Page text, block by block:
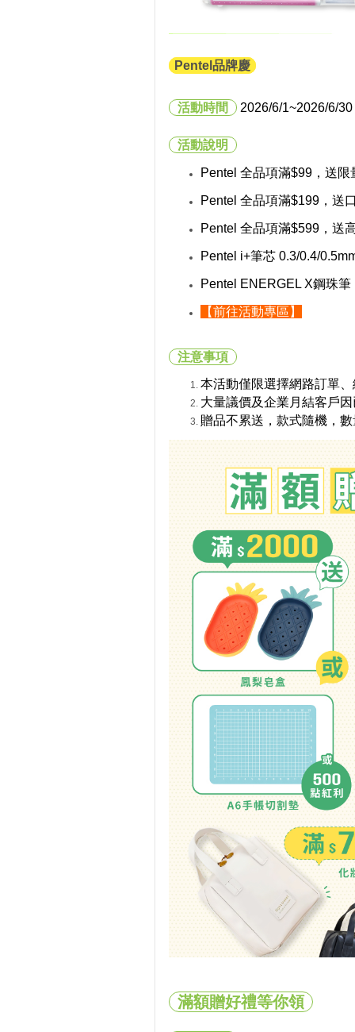
Pentel品牌慶
活動時間 2026/6/1~2026/6/30
活動說明
Pentel 全品項滿$99， 送限
Pentel 全品項滿$199， 送
Pentel 全品項滿$599， 送
Pentel i+筆芯 0.3/0.4/
Pentel ENERGEL X鋼珠
【前往活動專區】
注意事項
本活動僅限選擇網路訂單
大量議價及企業月結客戶
贈品不累送，款式隨機，
滿額贈好禮等你領